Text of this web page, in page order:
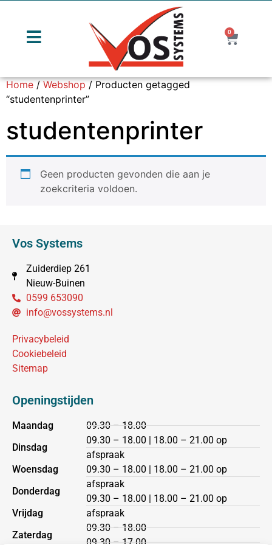
0
Home/Webshop/ Producten getagged
“studentenprinter”
studentenprinter
Geen producten gevonden die aan je
zoekcriteria voldoen.
Vos Systems
Zuiderdiep 261
Nieuw-Buinen
0599 653090
info@vossystems.nl
Privacybeleid
Cookiebeleid
Sitemap
Openingstijden
Maandag
Dinsdag
Woensdag
Donderdag
Vrijdag
Zaterdag
09.30 – 18.00
09.30 – 18.00 | 18.00 – 21.00 op
afspraak
09.30 – 18.00 | 18.00 – 21.00 op
afspraak
09.30 – 18.00 | 18.00 – 21.00 op
afspraak
09.30 – 18.00
09.30 – 17.00